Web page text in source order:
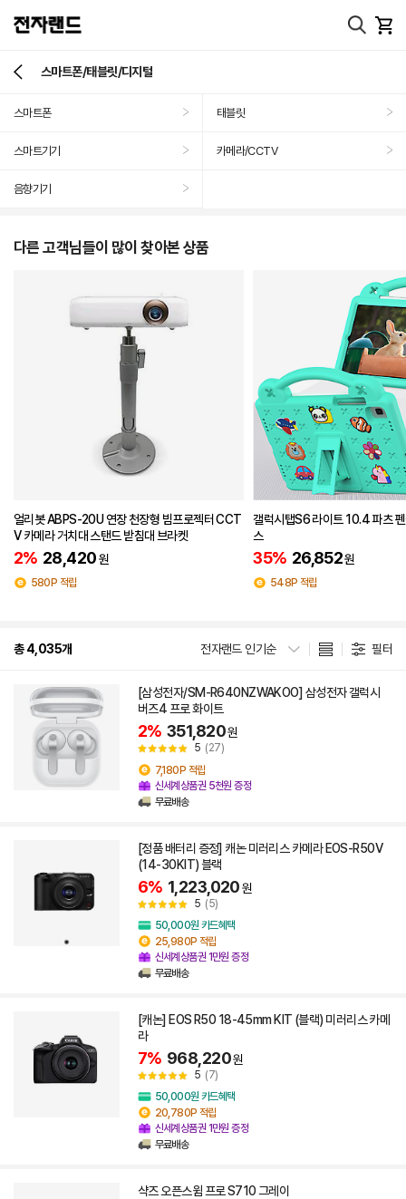
스마트폰/태블릿/디지털
스마트폰 > 태블릿 >
스마트기기 > 카메라/CCTV >
음향기기 >
다른 고객님들이 많이 찾아본 상품
얼리봇 ABPS-20U 연장 천장형 빔프로젝터 CCT
V 카메라 거치대 스탠드 받침대 브라켓
2% 28,420원
580P 적립
갤럭시탭S6 라이트 10.4 파츠
스
35% 26,852원
548P 적립
총 4,035개 전자랜드 인기순 필터
[삼성전자/SM-R640NZWAKOO] 삼성전자 갤럭시
버즈4 프로 화이트
2% 351,820원
5 (27)
7,180P 적립
신세계상품권 5천원 증정
무료배송
[정품 배터리 증정] 캐논 미러리스 카메라 EOS-R50V
(14-30KIT) 블랙
6% 1,223,020원
5 (5)
50,000원 카드혜택
25,980P 적립
신세계상품권 1만원 증정
무료배송
[캐논] EOS R50 18-45mm KIT (블랙) 미러리스 카메
라
7% 968,220원
5 (7)
50,000원 카드혜택
20,780P 적립
신세계상품권 1만원 증정
무료배송
샥즈 오픈스윔 프로 S710 그레이